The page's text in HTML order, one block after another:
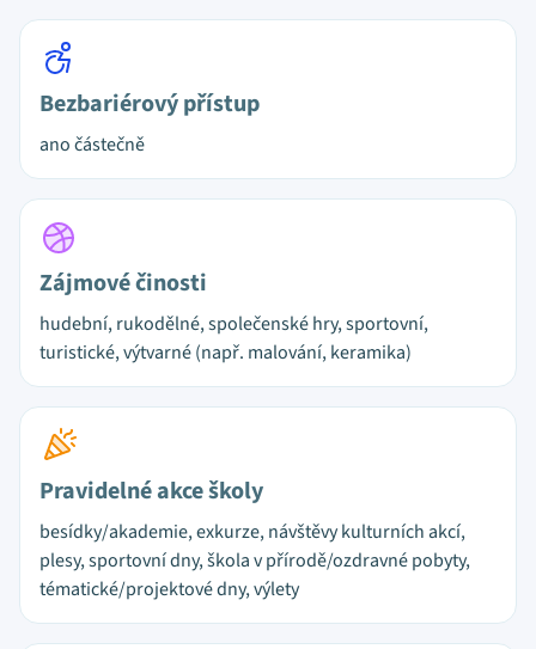
Bezbariérový přístup
ano částečně
Zájmové činosti
hudební, rukodělné, společenské hry, sportovní,
turistické, výtvarné (např. malování, keramika)
Pravidelné akce školy
besídky/akademie, exkurze, návštěvy kulturních akcí,
plesy, sportovní dny, škola v přírodě/ozdravné pobyty,
tématické/projektové dny, výlety